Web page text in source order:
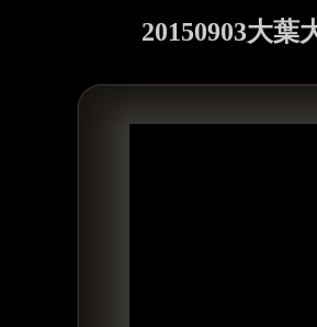
20150903大葉